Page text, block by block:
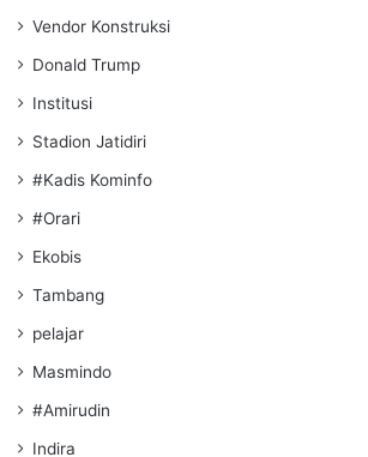
Vendor Konstruksi
Donald Trump
Institusi
Stadion Jatidiri
#Kadis Kominfo
#Orari
Ekobis
Tambang
pelajar
Masmindo
#Amirudin
Indira